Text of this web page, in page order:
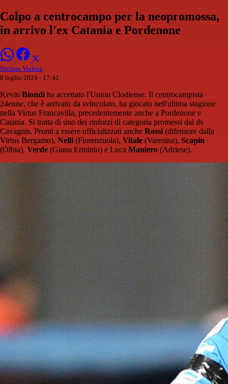
Colpo a centrocampo per la neopromossa,
in arrivo l'ex Catania e Pordenone
Stefano Viafora
8 luglio 2024 - 17:41
Kevin Biondi ha accettato l'Union Clodiense. Il centrocampista
24enne, che è arrivato da svincolato, ha giocato nell'ultima stagione
nella Virtus Francavilla, precedentemente anche a Pordenone e
Catania. Si tratta di uno dei rinforzi di categoria promessi dal ds
Cavagnis. Pronti a essere ufficializzati anche Rossi (difensore dalla
Virtus Bergamo), Nelli (Fiorenzuola), Vitale (Varesina), Scapin
(Olbia), Verde (Giana Erminio) e Luca Maniero (Adriese).